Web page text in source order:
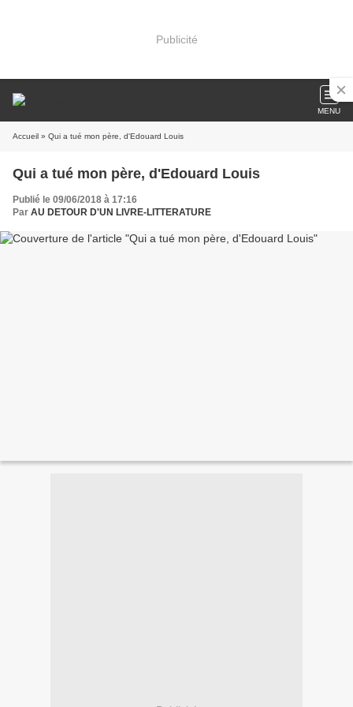
Publicité
MENU
Accueil » Qui a tué mon père, d'Edouard Louis
Qui a tué mon père, d'Edouard Louis
Publié le 09/06/2018 à 17:16
Par AU DETOUR D'UN LIVRE-LITTERATURE